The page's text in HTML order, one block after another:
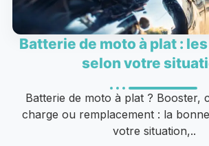
Batterie de moto à plat :
selon votre
Batterie de moto à plat ? Booster,
charge ou remplacement : la
votre situation,..